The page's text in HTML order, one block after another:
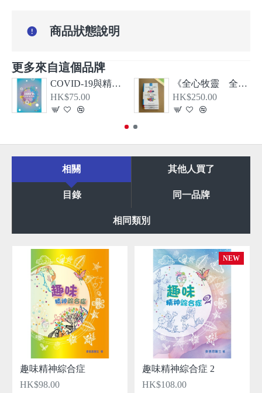
更多來自這個品牌
COVID-19與精神健康
HK$75.00
《全心牧靈 全恩療心》第一、二、三冊套裝
HK$250.00
商品狀態說明
相關 其他人買了
目錄 同一品牌
相同類別
趣味精神綜合症
HK$98.00
NEW
趣味精神綜合症 2
HK$108.00